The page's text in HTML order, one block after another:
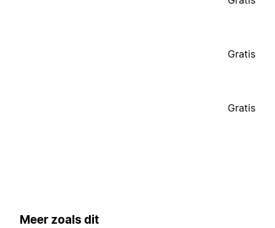
Gratis
Gratis
Meer zoals dit